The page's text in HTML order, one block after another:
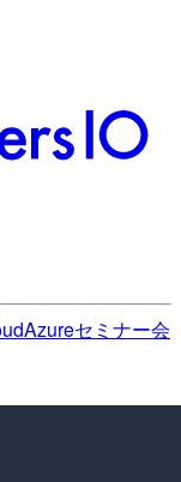
Azureセミナー会